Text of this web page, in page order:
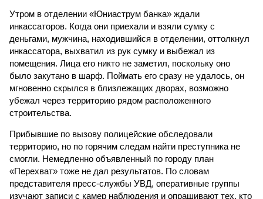
Утром в отделении «Юниаструм банка» ждали
инкассаторов. Когда они приехали и взяли сумку с
деньгами, мужчина, находившийся в отделении, оттолкнул
инкассатора, выхватил из рук сумку и выбежал из
помещения. Лица его никто не заметил, поскольку оно
было закутано в шарф. Поймать его сразу не удалось, он
мгновенно скрылся в близлежащих дворах, возможно
убежал через территорию рядом расположенного
строительства.
Прибывшие по вызову полицейские обследовали
территорию, но по горячим следам найти преступника не
смогли. Немедленно объявленный по городу план
«Перехват» тоже не дал результатов. По словам
представителя пресс-службы УВД, оперативные группы
изучают записи с камер наблюдения и опрашивают тех, кто